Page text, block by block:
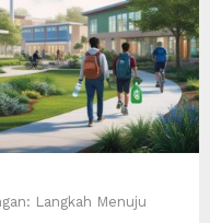
Langkah Menuju